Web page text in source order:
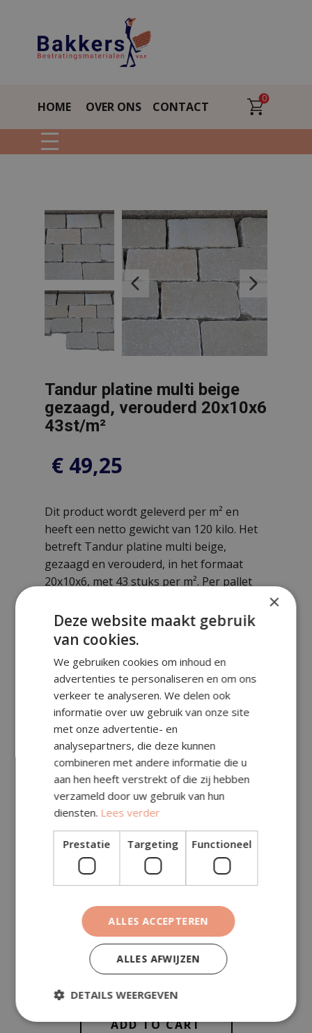
HOME CONTACT
OVER ONS
0
Tandur platine multi beige
gezaagd, verouderd 20x10x6
43st/m²
€ 49,25
Dit product wordt geleverd per m² en
heeft een netto gewicht van 120 kilo. Het
betreft Tandur platine multi beige,
gezaagd en verouderd, in het formaat
20x10x6, met 43 stuks per m². Per pallet
Prijsberekening
Aantal m²:
Subtotaal (excl. btw) € 49,25
Specificatie (in subtotaal, excl. btw):
Toeslagen (excl. btw) €0,00
Deze kosten zitten al in het subtotaal hierboven.
Totaal (excl. btw) €49,25
BTW (21%) 10,34
Totaal (incl. btw) €
ADD TO CART
×
Deze website maakt gebruik
van cookies.
We gebruiken cookies om inhoud en
advertenties te personaliseren en om ons
verkeer te analyseren. We delen ook
informatie over uw gebruik van onze site
met onze advertentie- en
analysepartners, die deze kunnen
combineren met andere informatie die u
aan hen heeft verstrekt of die zij hebben
verzameld door uw gebruik van hun
diensten. Lees verder
Prestatie Targeting Functioneel
ALLES ACCEPTEREN
ALLES AFWIJZEN
DETAILS WEERGEVEN